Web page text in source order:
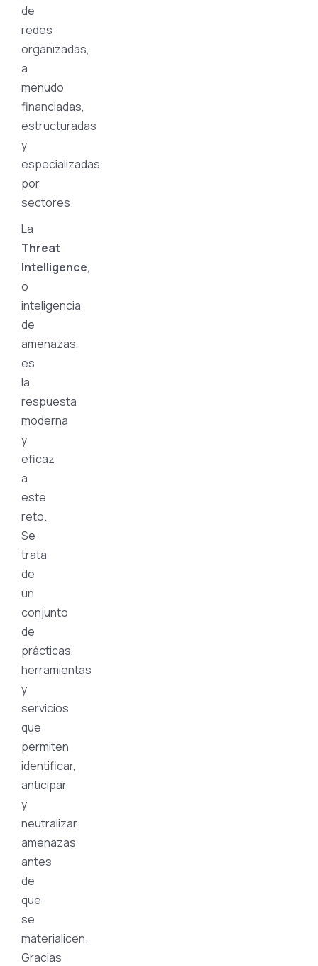
de
redes
organizadas,
a
menudo
financiadas,
estructuradas
y
especializadas
por
sectores.
La
Threat
Intelligence,
o
inteligencia
de
amenazas,
es
la
respuesta
moderna
y
eficaz
a
este
reto.
Se
trata
de
un
conjunto
de
prácticas,
herramientas
y
servicios
que
permiten
identificar,
anticipar
y
neutralizar
amenazas
antes
de
que
se
materialicen.
Gracias